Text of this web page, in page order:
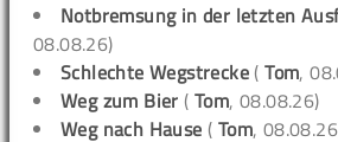
Notbremsung in der letzten
08.08.26)
Schlechte Wegstrecke (Tom,
Weg zum Bier (Tom, 08.08.26)
Weg nach Hause ( Tom,